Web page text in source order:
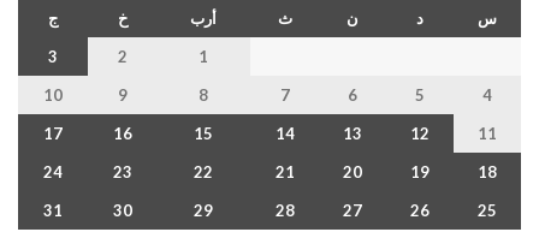
س د ن ث أرب خ
ج
1
2
3
4
5
6
7
8
9
10
11
12
13
14
15
16
17
18
19
20
21
22
23
24
25
26
27
28
29
30
31